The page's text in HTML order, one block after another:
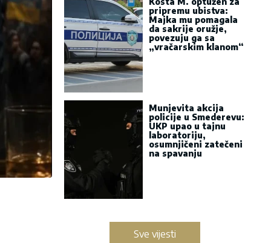
pripremu ubistva:
Majka mu pomagala
da sakrije oružje,
povezuju ga sa
„vračarskim klanom“
Munjevita akcija
policije u Smederevu:
UKP upao u tajnu
laboratoriju,
osumnjičeni zatečeni
na spavanju
Sve vijesti